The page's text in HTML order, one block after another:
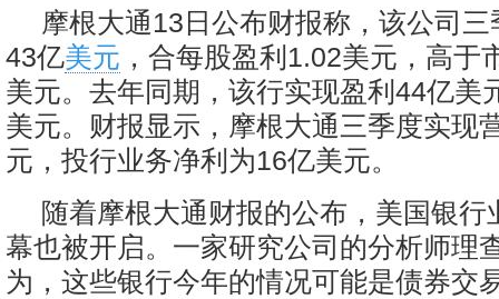
摩根大通13日公布财报称，该公司
43亿美元 ，合每股盈利1.02美元，高于
美元。去年同期，该行实现盈利44亿美
美元。财报显示，摩根大通三季度实现
元，投行业务净利为16亿美元。
随着摩根大通财报的公布，美国银行
幕也被开启。一家研究公司的分析师理
为，这些银行今年的情况可能是债券交